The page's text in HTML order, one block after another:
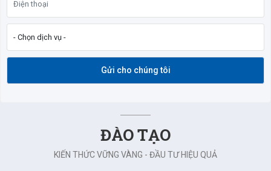
DỮ
LIỆU
CHÍNH
Gửi cho chúng tôi
ĐÀO TẠO
KIẾN THỨC VỮNG VÀNG - ĐẦU TƯ HIỆU QUẢ